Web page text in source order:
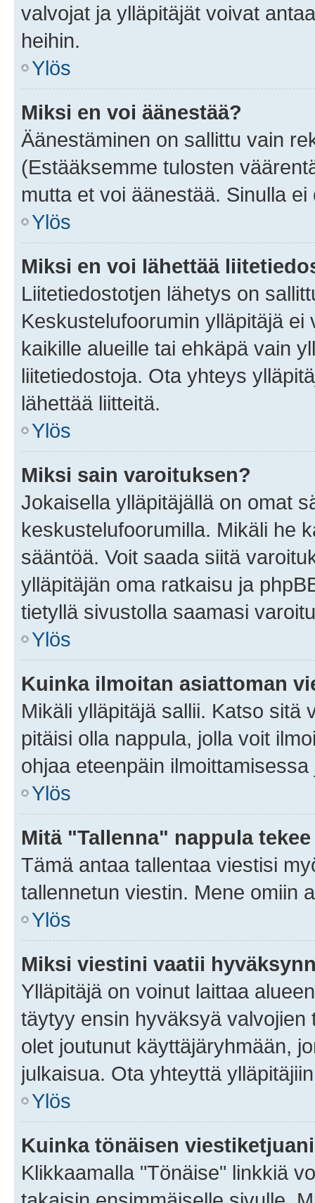
valvojat ja ylläpitäjät voivat
heihin.
Ylös
Miksi en voi äänestää?
Äänestäminen on sallittu vain
(Estääksemme tulosten
mutta et voi äänestää. Sinulla
Ylös
Miksi en voi lähettää
Liitetiedostotjen lähetys on
Keskustelufoorumin ylläpitäjä
kaikille alueille tai ehkäpä vain
liitetiedostoja. Ota yhteys
lähettää liitteitä.
Ylös
Miksi sain varoituksen?
Jokaisella ylläpitäjällä on omat
keskustelufoorumilla. Mikäli he
sääntöä. Voit saada siitä
ylläpitäjän oma ratkaisu ja
tietyllä sivustolla saamasi
Ylös
Kuinka ilmoitan asiattoman
Mikäli ylläpitäjä sallii. Katso sitä
pitäisi olla nappula, jolla voit
ohjaa eteenpäin
Ylös
Mitä "Tallenna" nappula
Tämä antaa tallentaa viestisi
tallennetun viestin. Mene omiin
Ylös
Miksi viestini vaatii
Ylläpitäjä on voinut laittaa
täytyy ensin hyväksyä
olet joutunut käyttäjäryhmään,
julkaisua. Ota yhteyttä
Ylös
Kuinka tönäisen
Klikkaamalla "Tönäise" linkkiä